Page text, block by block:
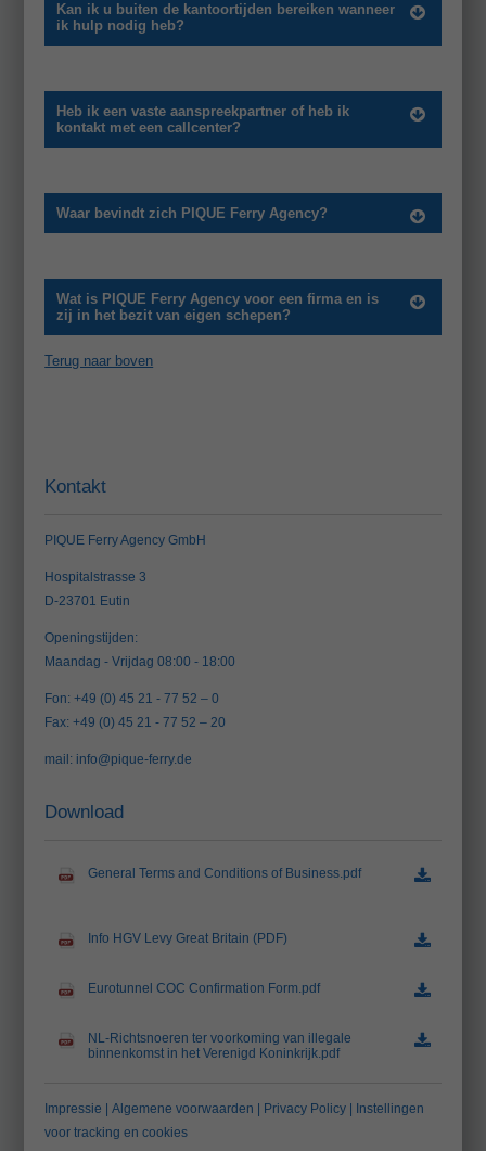
Kan ik u buiten de kantoortijden bereiken wanneer
ik hulp nodig heb?
Heb ik een vaste aanspreekpartner of heb ik
kontakt met een callcenter?
Waar bevindt zich PIQUE Ferry Agency?
Wat is PIQUE Ferry Agency voor een firma en is
zij in het bezit van eigen schepen?
Terug naar boven
Kontakt
PIQUE Ferry Agency GmbH
Hospitalstrasse 3
D-23701 Eutin
Openingstijden:
Maandag - Vrijdag 08:00 - 18:00
Fon: +49 (0) 45 21 - 77 52 – 0
Fax: +49 (0) 45 21 - 77 52 – 20
mail: info@pique-ferry.de
Download
General Terms and Conditions of Business.pdf
Info HGV Levy Great Britain (PDF)
Eurotunnel COC Confirmation Form.pdf
NL-Richtsnoeren ter voorkoming van illegale
binnenkomst in het Verenigd Koninkrijk.pdf
Impressie |Algemene voorwaarden | Privacy Policy | Instellingen
voor tracking en cookies